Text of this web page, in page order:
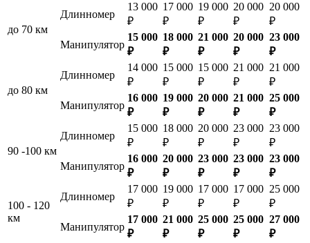
до 70 км
Длинномер
13 000
₽
17 000
₽
19 000
₽
20 000
₽
20 000
₽
Манипулятор
15 000
₽
18 000
₽
21 000
₽
20 000
₽
23 000
₽
до 80 км
Длинномер
14 000
₽
15 000
₽
15 000
₽
21 000
₽
21 000
₽
Манипулятор
16 000
₽
19 000
₽
20 000
₽
21 000
₽
25 000
₽
90 -100 км
Длинномер
15 000
₽
18 000
₽
20 000
₽
23 000
₽
23 000
₽
Манипулятор
16 000
₽
20 000
₽
23 000
₽
23 000
₽
23 000
₽
100 - 120
км
Длинномер
17 000
₽
19 000
₽
17 000
₽
17 000
₽
25 000
₽
Манипулятор
17 000
₽
21 000
₽
25 000
₽
25 000
₽
27 000
₽